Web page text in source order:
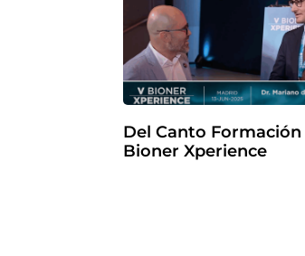
Del Canto Formación
Bioner Xperience